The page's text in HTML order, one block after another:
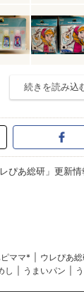
続きを読み込
ぴあ総研」更新
ママ* ウレぴあ
し
うまいパン